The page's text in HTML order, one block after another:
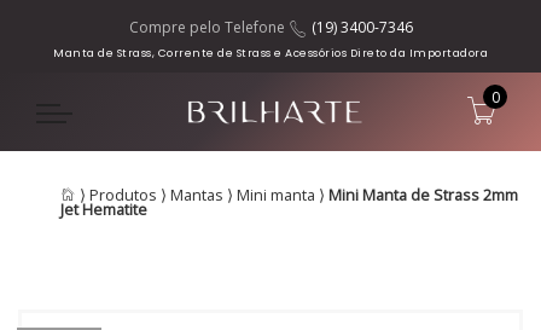
Compre pelo Telefone (19) 3400-7346
Manta de Strass, Corrente de Strass e Acessórios Direto da Importadora
0
⟩ Produtos ⟩ Mantas ⟩ Mini manta ⟩ Mini Manta de Strass 2mm
Jet Hematite